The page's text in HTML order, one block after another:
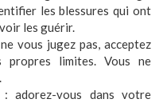
les blessures qui ont
les guérir.
vous jugez pas, acceptez
limites. Vous ne
: adorez-vous dans votre